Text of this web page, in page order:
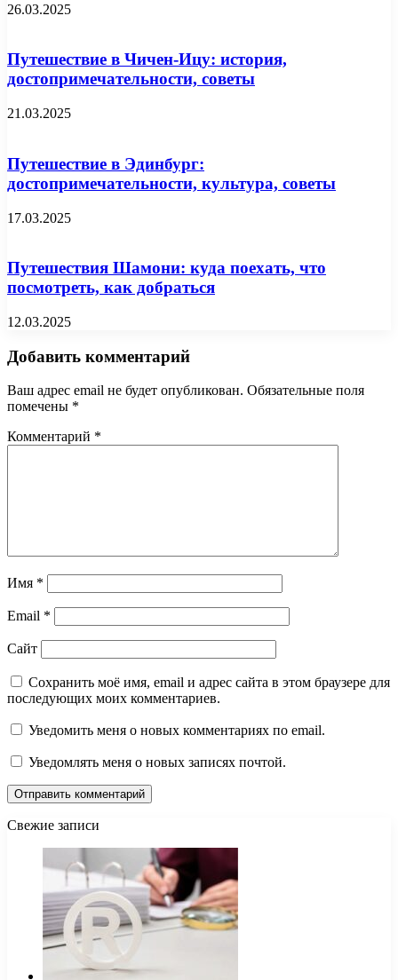
26.03.2025
Путешествие в Чичен-Ицу: история,
достопримечательности, советы
21.03.2025
Путешествие в Эдинбург:
достопримечательности, культура, советы
17.03.2025
Путешествия Шамони: куда поехать, что
посмотреть, как добраться
12.03.2025
Добавить комментарий
Ваш адрес email не будет опубликован. Обязательные поля
помечены *
Комментарий *
Имя *
Email *
Сайт
Сохранить моё имя, email и адрес сайта в этом браузере для
последующих моих комментариев.
Уведомить меня о новых комментариях по email.
Уведомлять меня о новых записях почтой.
Свежие записи